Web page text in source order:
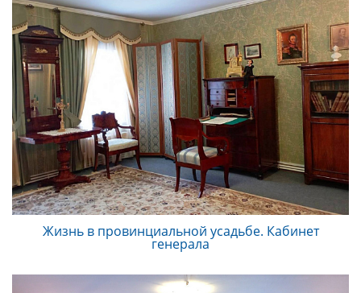
Жизнь в провинциальной усадьбе. Кабинет
генерала